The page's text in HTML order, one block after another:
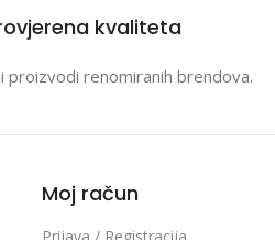
kvaliteta
proizvodi renomiranih brendova.
Moj račun